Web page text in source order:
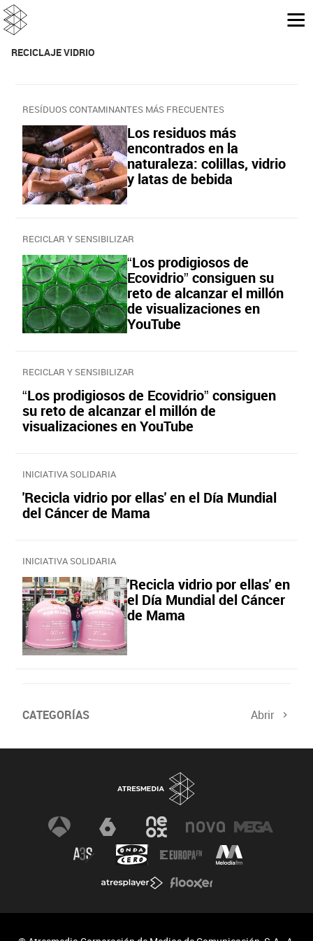
RECICLAJE VIDRIO
RESÍDUOS CONTAMINANTES MÁS FRECUENTES
Los residuos más
encontrados en la
naturaleza: colillas, vidrio
y latas de bebida
RECICLAR Y SENSIBILIZAR
“Los prodigiosos de
Ecovidrio” consiguen su
reto de alcanzar el millón
de visualizaciones en
YouTube
RECICLAR Y SENSIBILIZAR
“Los prodigiosos de Ecovidrio” consiguen
su reto de alcanzar el millón de
visualizaciones en YouTube
INICIATIVA SOLIDARIA
'Recicla vidrio por ellas' en el Día Mundial
del Cáncer de Mama
INICIATIVA SOLIDARIA
'Recicla vidrio por ellas' en
el Día Mundial del Cáncer
de Mama
CATEGORÍAS Abrir